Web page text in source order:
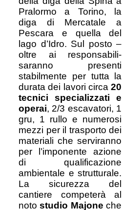
Pralormo a Torino, la
diga di Mercatale a
Pescara e quella del
lago d’Idro. Sul posto –
oltre ai responsabili-
saranno presenti
stabilmente per tutta la
durata dei lavori circa20
tecnici specializzati e
operai, 2/3 escavatori, 1
gru, 1 rullo e numerosi
mezzi per il trasporto dei
materiali che serviranno
per l’imponente azione
di qualificazione
ambientale e strutturale.
La sicurezza del
cantiere competerà al
notostudio Majone che